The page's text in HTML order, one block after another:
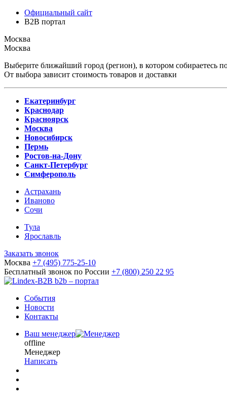
Официальный сайт
B2B портал
Москва
Москва
Выберите ближайший город (регион), в котором собираетесь
От выбора зависит стоимость товаров и доставки
Екатеринбург
Краснодар
Красноярск
Москва
Новосибирск
Пермь
Ростов-на-Дону
Санкт-Петербург
Симферополь
Астрахань
Иваново
Сочи
Тула
Ярославль
Заказать звонок
Москва +7 (495) 775-25-10
Бесплатный звонок по России +7 (800) 250 22 95
b2b – портал
События
Новости
Контакты
Ваш менеджер
offline
Менеджер
Написать